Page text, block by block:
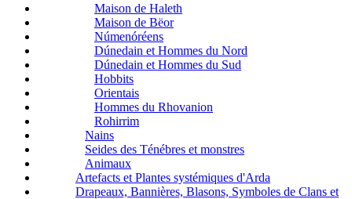
Maison de Haleth
Maison de Bëor
Númenóréens
Dúnedain et Hommes du Nord
Dúnedain et Hommes du Sud
Hobbits
Orientais
Hommes du Rhovanion
Rohirrim
Nains
Seides des Ténébres et monstres
Animaux
Artefacts et Plantes systémiques d'Arda
Drapeaux, Bannières, Blasons, Symboles de Clans et